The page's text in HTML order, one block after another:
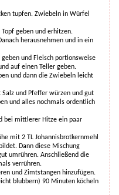
herausnehmen und in ein
auf einen Teller geben.
und alles nochmals ordentlich
Dann diese Mischung
umrühren. Anschließend die
verrühren.
blubbern) 90 Minuten köcheln